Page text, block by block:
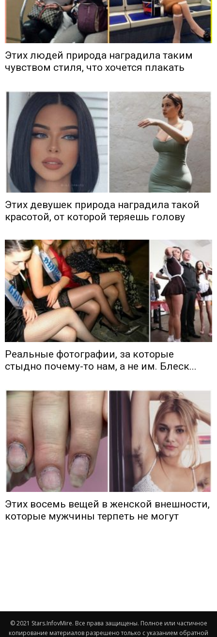
Этих людей природа наградила таким
чувством стиля, что хочется плакать
Этих девушек природа наградила такой
красотой, от которой теряешь голову
Реальные фотографии, за которые
стыдно почему-то нам, а не им. Блеск...
Этих восемь вещей в женской внешности,
которые мужчины терпеть не могут
© 2021 Stars.InfovMire. Все права защищены. Полное или частичное
копирование материалов разрешено только с указанием обратной